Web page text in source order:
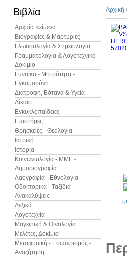
Βιβλία
Αρχαία Κείμενα
Βιογραφίες & Μαρτυρίες
Γλωσσολογία & Σημειολογία
Γραμματολογία & Λογοτεχνικό
Δοκίμιο
Γυναίκα - Μητρότητα -
Εγκυμοσύνη
Διατροφή, Βότανα & Υγεία
Δίκαιο
Εγκυκλοπαίδειες
Επιστήμες
Θρησκείες - Θεολογία
Ιατρική
Ιστορία
Κοινωνιολογία - ΜΜΕ -
Δημοσιογραφία
Λαογραφία - Εθνολογία -
Οδοιπορικά - Ταξίδια -
Ανακαλύψεις
Λεξικά
Λογοτεχνία
Μαγειρική & Οινολογία
Μελέτες, Δοκίμια
Μεταφυσική - Εσωτερισμός -
Αναζήτηση
Αρχική